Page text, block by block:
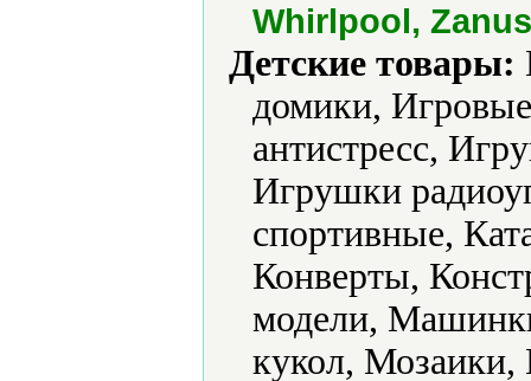
Whirlpool,
Детские товары:
домики,
антистресс,
Игрушки
спортивные,
Конверты,
модели,
кукол,